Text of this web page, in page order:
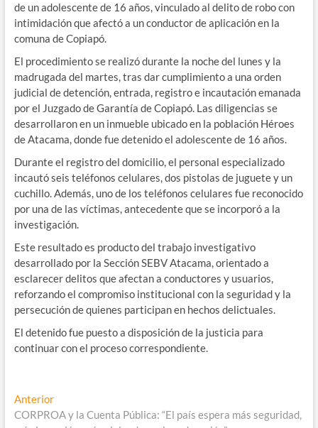
de un adolescente de 16 años, vinculado al delito de robo con
intimidación que afectó a un conductor de aplicación en la
comuna de Copiapó.
El procedimiento se realizó durante la noche del lunes y la
madrugada del martes, tras dar cumplimiento a una orden
judicial de detención, entrada, registro e incautación emanada
por el Juzgado de Garantía de Copiapó. Las diligencias se
desarrollaron en un inmueble ubicado en la población Héroes
de Atacama, donde fue detenido el adolescente de 16 años.
Durante el registro del domicilio, el personal especializado
incautó seis teléfonos celulares, dos pistolas de juguete y un
cuchillo. Además, uno de los teléfonos celulares fue reconocido
por una de las víctimas, antecedente que se incorporó a la
investigación.
Este resultado es producto del trabajo investigativo
desarrollado por la Sección SEBV Atacama, orientado a
esclarecer delitos que afectan a conductores y usuarios,
reforzando el compromiso institucional con la seguridad y la
persecución de quienes participan en hechos delictuales.
El detenido fue puesto a disposición de la justicia para
continuar con el proceso correspondiente.
Navegación
AnteriorEntrada
anterior:
CORPROA y la Cuenta Pública: “El país espera más seguridad,